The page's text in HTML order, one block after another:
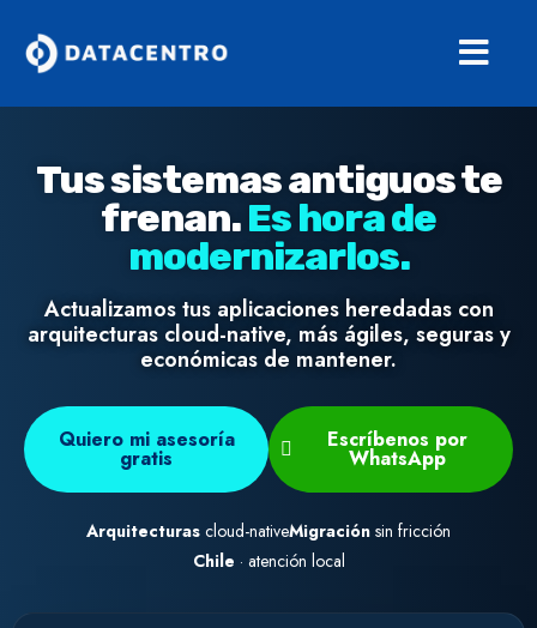
Tus sistemas antiguos te
frenan.Es hora de
modernizarlos.
Actualizamos tus aplicaciones heredadas con
arquitecturas cloud-native, más ágiles, seguras y
económicas de mantener.
Quiero mi asesoría
gratis
Escríbenos por
WhatsApp
Arquitecturas cloud-nativeMigración sin fricción
Chile · atención local